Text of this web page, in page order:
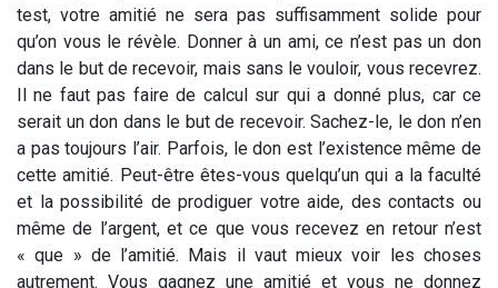
test, votre amitié ne sera pas suffisamment solide pour
qu’on vous le révèle. Donner à un ami, ce n’est pas un don
dans le but de recevoir, mais sans le vouloir, vous recevrez.
Il ne faut pas faire de calcul sur qui a donné plus, car ce
serait un don dans le but de recevoir. Sachez-le, le don n’en
a pas toujours l’air. Parfois, le don est l’existence même de
cette amitié. Peut-être êtes-vous quelqu’un qui a la faculté
et la possibilité de prodiguer votre aide, des contacts ou
même de l’argent, et ce que vous recevez en retour n’est
« que » de l’amitié. Mais il vaut mieux voir les choses
autrement. Vous gagnez une amitié et vous ne donnez